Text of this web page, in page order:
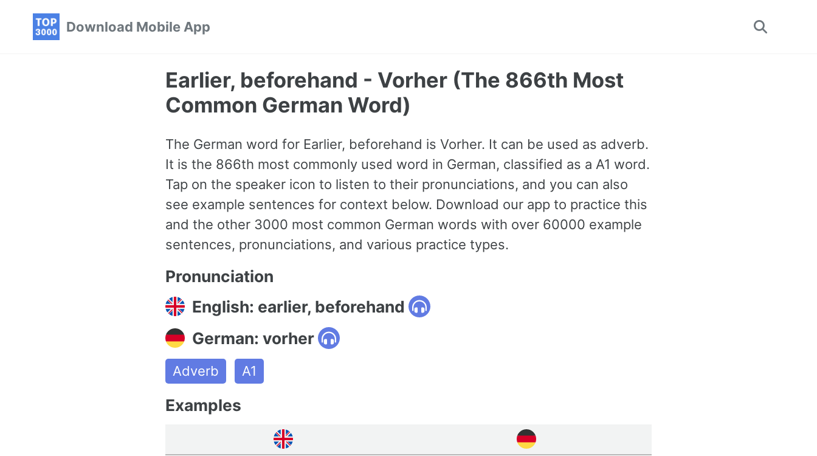
Download Mobile App
Toggle
Earlier, beforehand - Vorher (The 866th Most
Common German Word)
The German word for Earlier, beforehand is Vorher. It can be used as adverb.
It is the 866th most commonly used word in German, classified as a A1 word.
Tap on the speaker icon to listen to their pronunciations, and you can also
see example sentences for context below. Download our app to practice this
and the other 3000 most common German words with over 60000 example
sentences, pronunciations, and various practice types.
Pronunciation
English: earlier, beforehand
German: vorher
Adverb A1
Examples